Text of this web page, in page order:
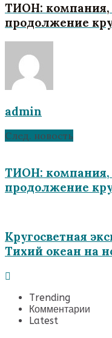
ТИОН: компания,
продолжение
admin
След. новость
ТИОН: компания,
продолжение
Кругосветная
Тихий океан на
Trending
Комментарии
Latest